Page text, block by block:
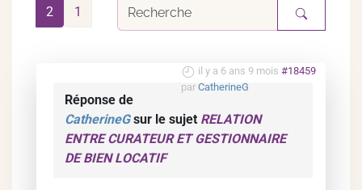
1
2
il y a 6 ans 9 mois #18459
par CatherineG
Réponse de
CatherineGsur le sujet RELATION
ENTRE CURATEUR ET GESTIONNAIRE
DE BIEN LOCATIF